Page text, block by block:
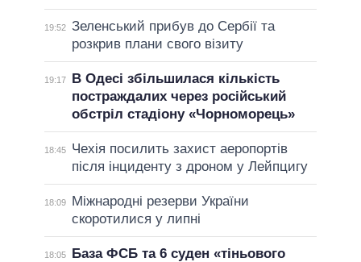
19:52 Зеленський прибув до Сербії та
розкрив плани свого візиту
19:17
В Одесі збільшилася кількість
постраждалих через російський
обстріл стадіону «Чорноморець»
18:45
Чехія посилить захист аеропортів
після інциденту з дроном у Лейпцигу
18:09
Міжнародні резерви України
скоротилися у липні
18:05
База ФСБ та 6 суден «тіньового